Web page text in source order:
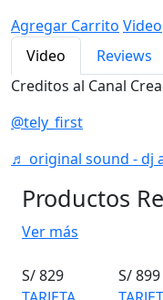
Agregar Carrito Video
Video
Reviews
Creditos al Canal
@tely_first
♬ original sound - dj
Productos
Ver más
S/ 829
S/ 899